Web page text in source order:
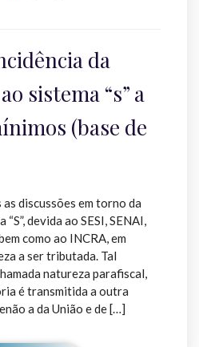
da
sistema “s” a
(base de
discussões em torno da
devida ao SESI, SENAI,
como ao INCRA, em
a ser tributada. Tal
natureza parafiscal,
é transmitida a outra
a da União e de […]